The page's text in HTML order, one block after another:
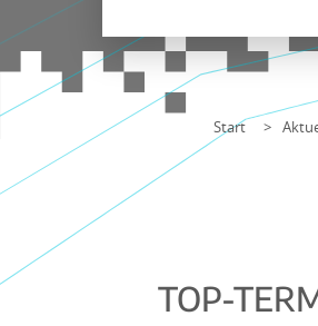
Start
TOP-